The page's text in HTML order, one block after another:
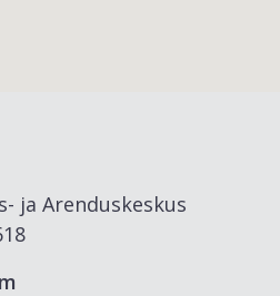
ja Arenduskeskus